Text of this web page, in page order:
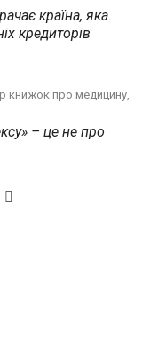
країна, яка
кредиторів
книжок про медицину,
– це не про